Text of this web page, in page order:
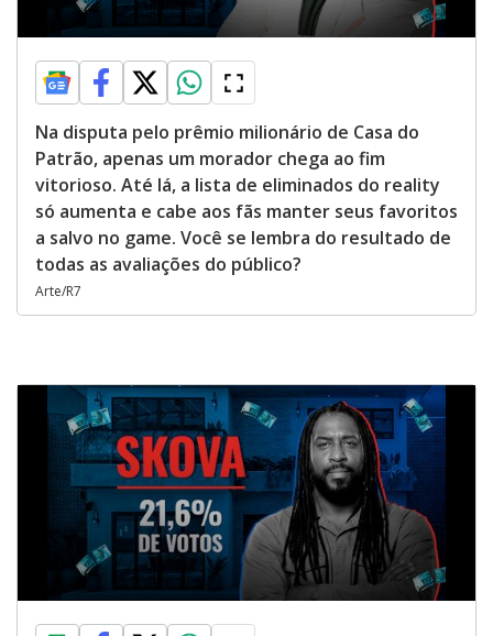
Na disputa pelo prêmio milionário de Casa do
Patrão, apenas um morador chega ao fim
vitorioso. Até lá, a lista de eliminados do reality
só aumenta e cabe aos fãs manter seus favoritos
a salvo no game. Você se lembra do resultado de
todas as avaliações do público?
Arte/R7